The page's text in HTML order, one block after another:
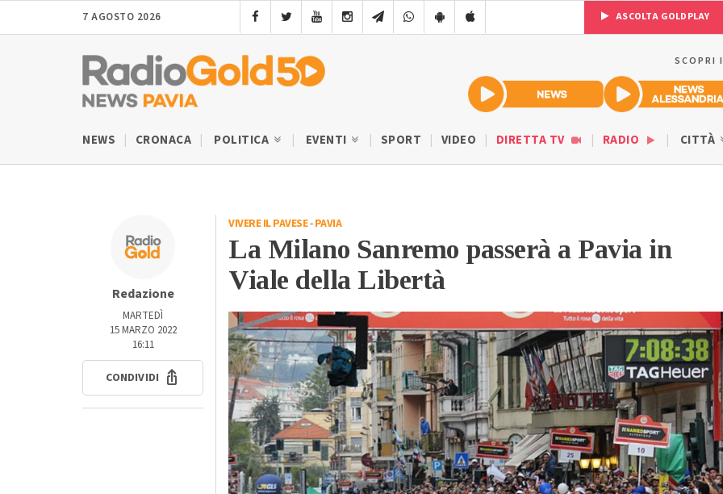
7 AGOSTO 2026 ASCOLTA GOLDPLAY
SCOPRI
NEWS CRONACA POLITICA EVENTI SPORT VIDEO DIRETTA TV RADIO CITTÀ
Redazione
MARTEDÌ
15 MARZO 2022
16:11
CONDIVIDI
VIVERE IL PAVESE-PAVIA
La Milano Sanremo passerà a Pavia in
Viale della Libertà